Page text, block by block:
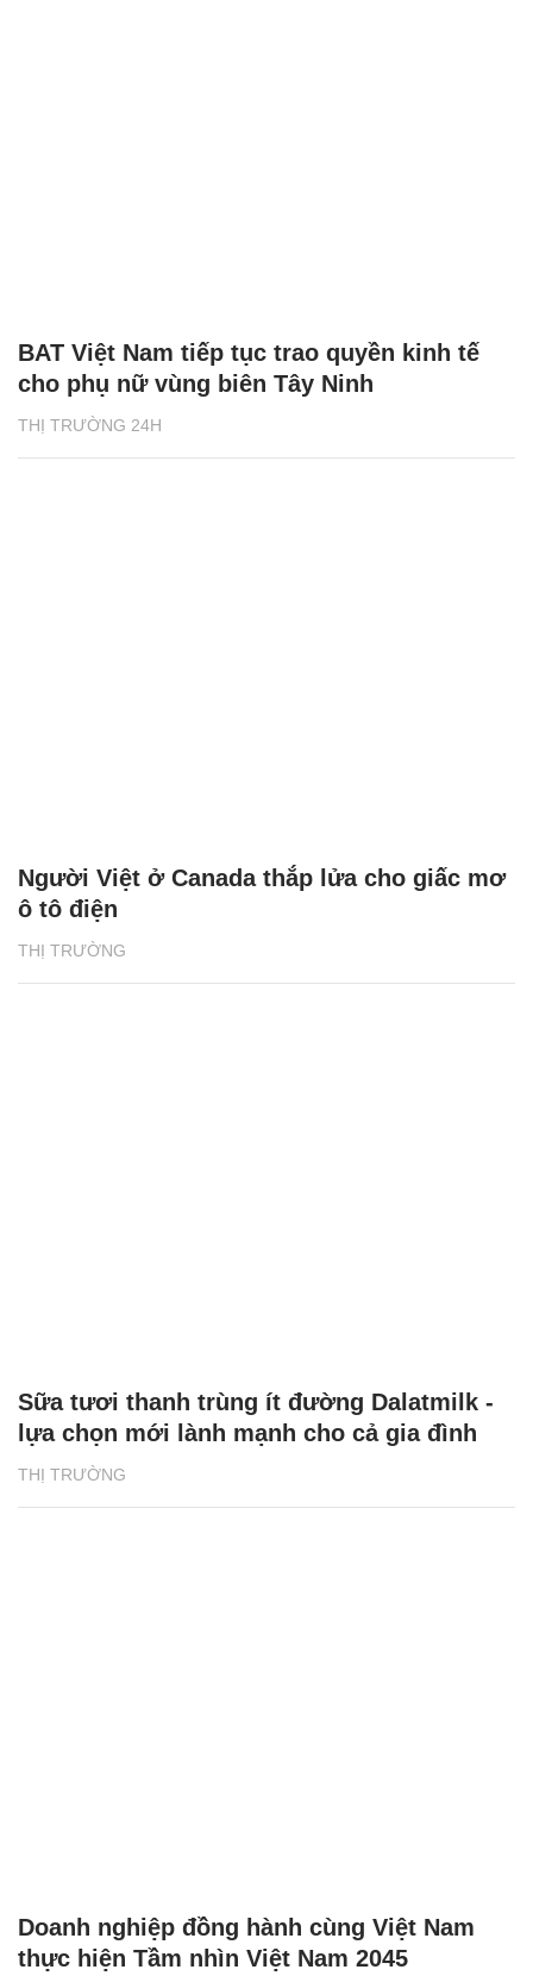
THỊ TRƯỜNG 24H
BAT Việt Nam tiếp tục trao quyền kinh tế
cho phụ nữ vùng biên Tây Ninh
THỊ TRƯỜNG
Người Việt ở Canada thắp lửa cho giấc mơ
ô tô điện
THỊ TRƯỜNG
Sữa tươi thanh trùng ít đường Dalatmilk -
lựa chọn mới lành mạnh cho cả gia đình
Doanh nghiệp đồng hành cùng Việt Nam
thực hiện Tầm nhìn Việt Nam 2045